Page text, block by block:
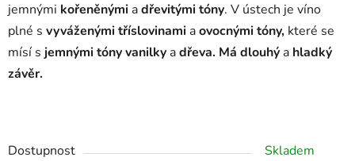
jemnými kořeněnými adřevitýmitóny. V ústech je víno
plné s vyváženými tříslovinami aovocnými tóny, které se
mísí s jemnými tóny vanilky adřeva. Má dlouhý a hladký
závěr.
Dostupnost
Skladem